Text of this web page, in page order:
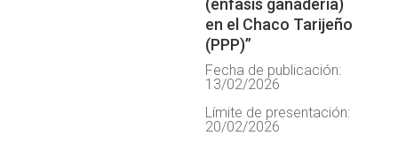
(énfasis ganadería)
en el Chaco Tarijeño
(PPP)”
Fecha de publicación:
13/02/2026
Límite de presentación:
20/02/2026